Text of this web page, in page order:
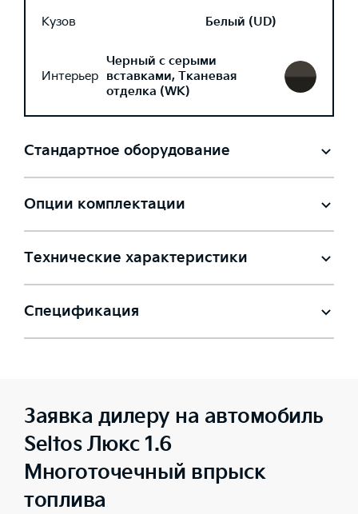
Кузов Белый (UD)
Интерьер
Черный с серыми
вставками, Тканевая
отделка (WK)
Стандартное оборудование
Опции комплектации
Технические характеристики
Спецификация
Заявка дилеру на автомобиль
Seltos Люкс 1.6
Многоточечный впрыск
топлива